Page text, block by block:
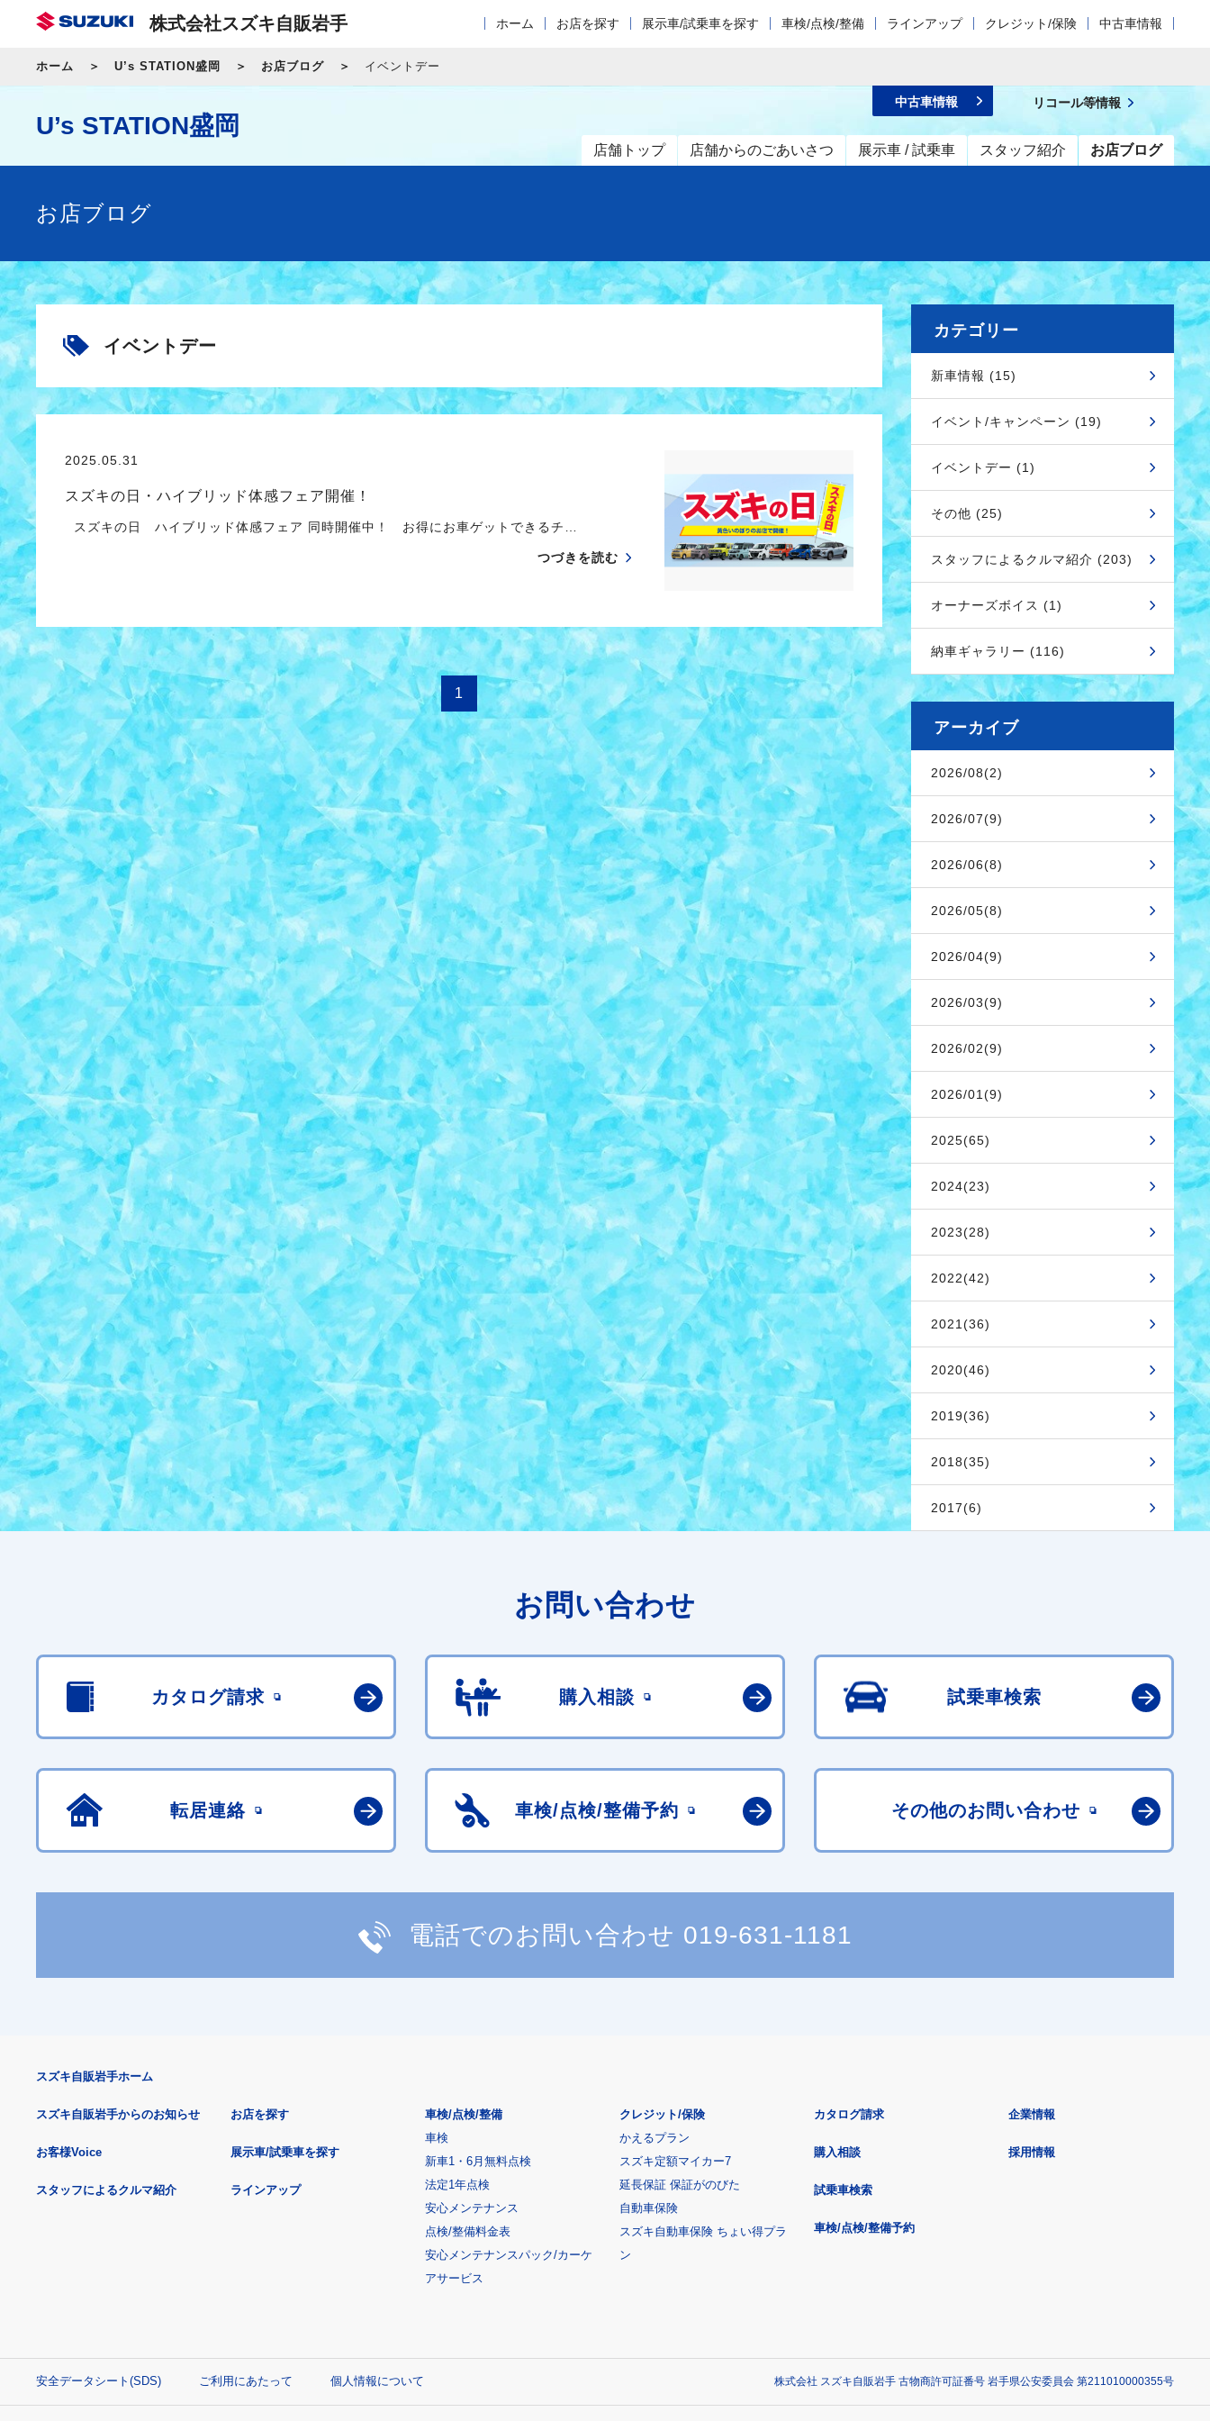
株式会社スズキ自販岩手 ホーム お店を探す 展示車/試乗車を探す 車検/点検/整備 ラインアップ クレジット/保険 中古車情報
ホーム U’s STATION盛岡 お店ブログ イベントデー
U’s STATION盛岡
店舗トップ 店舗からのごあいさつ 展示車 / 試乗車 スタッフ紹介 お店ブログ
中古車情報 リコール等情報
お店ブログ
イベントデー
2025.05.31
スズキの日・ハイブリッド体感フェア開催！
スズキの日 ハイブリッド体感フェア 同時開催中！ お得にお車ゲットできるチ…
つづきを読む
1
カテゴリー
新車情報 (15)
イベント/キャンペーン (19)
イベントデー (1)
その他 (25)
スタッフによるクルマ紹介 (203)
オーナーズボイス (1)
納車ギャラリー (116)
アーカイブ
2026/08(2)
2026/07(9)
2026/06(8)
2026/05(8)
2026/04(9)
2026/03(9)
2026/02(9)
2026/01(9)
2025(65)
2024(23)
2023(28)
2022(42)
2021(36)
2020(46)
2019(36)
2018(35)
2017(6)
お問い合わせ
カタログ請求 購入相談 試乗車検索
転居連絡 車検/点検/整備予約 その他のお問い合わせ
電話でのお問い合わせ 019-631-1181
スズキ自販岩手ホーム
スズキ自販岩手からのお知らせ
お客様Voice
スタッフによるクルマ紹介
お店を探す
展示車/試乗車を探す
ラインアップ
車検/点検/整備
車検
新車1・6月無料点検
法定1年点検
安心メンテナンス
点検/整備料金表
安心メンテナンスパック/カーケ
アサービス
クレジット/保険
かえるプラン
スズキ定額マイカー7
延長保証 保証がのびた
自動車保険
スズキ自動車保険 ちょい得プラ
ン
カタログ請求
購入相談
試乗車検索
車検/点検/整備予約
企業情報
採用情報
安全データシート(SDS) ご利用にあたって 個人情報について 株式会社 スズキ自販岩手 古物商許可証番号 岩手県公安委員会 第211010000355号